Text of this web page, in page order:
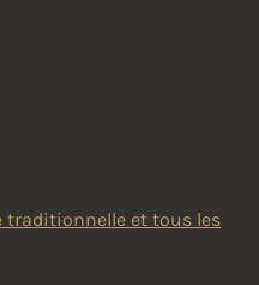
traditionnelle et tous les